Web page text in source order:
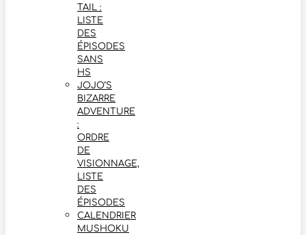
TAIL :
LISTE
DES
ÉPISODES
SANS
HS
JOJO’S
BIZARRE
ADVENTURE
:
ORDRE
DE
VISIONNAGE,
LISTE
DES
ÉPISODES
CALENDRIER
MUSHOKU